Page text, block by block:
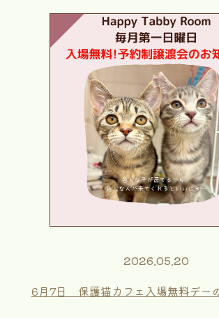
2026.05.20
6月7日 保護猫カフェ入場無料デー